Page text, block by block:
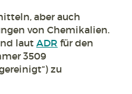
aber auch
von Chemikalien.
laut ADR für den
3509
zu